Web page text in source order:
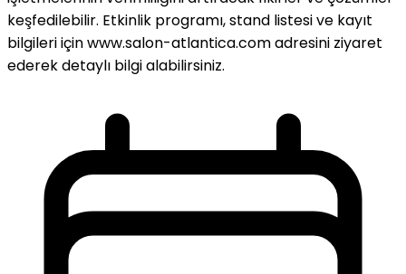
keşfedilebilir. Etkinlik programı, stand listesi ve kayıt
bilgileri için www.salon-atlantica.com adresini ziyaret
ederek detaylı bilgi alabilirsiniz.